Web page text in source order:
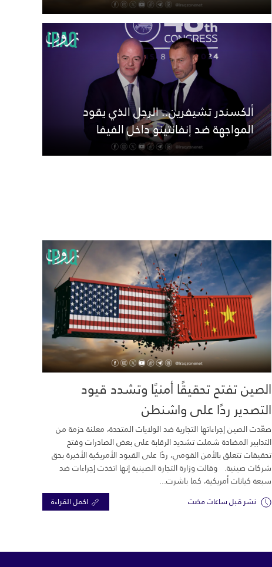
ألكسندر تشيفرين.. الرجل الذي يقود
المواجهة ضد إنفانتينو داخل الفيفا
الصين تفتح تحقيقًا أمنيًا وتشدد قيود
التصدير ردًا على واشنطن
صعّدت الصين إجراءاتها التجارية ضد الولايات المتحدة، معلنة حزمة من
التدابير المضادة شملت تشديد الرقابة على بعض الصادرات وفتح
تحقيقات تتعلق بالأمن القومي، ردًا على القيود الأمريكية الأخيرة بحق
شركات صينية. وقالت وزارة التجارة الصينية إنها اتخذت إجراءات ضد
سبعة كيانات أمريكية، كما باشرت...
نشر قبل ساعات مضت اكمل القراءة